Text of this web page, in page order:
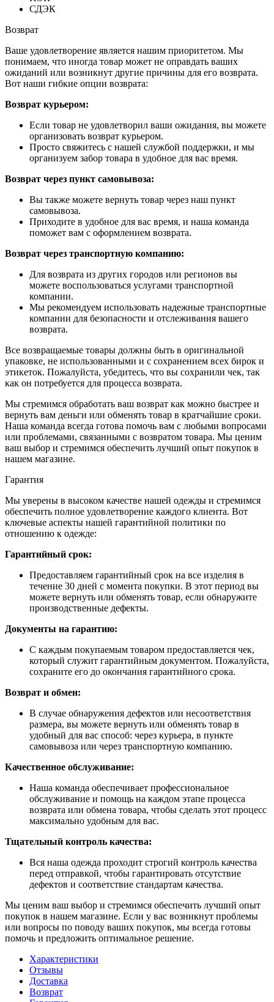
СДЭК
Возврат
Ваше удовлетворение является нашим приоритетом. Мы
понимаем, что иногда товар может не оправдать ваших
ожиданий или возникнут другие причины для его возврата.
Вот наши гибкие опции возврата:
Возврат курьером:
Если товар не удовлетворил ваши ожидания, вы можете
организовать возврат курьером.
Просто свяжитесь с нашей службой поддержки, и мы
организуем забор товара в удобное для вас время.
Возврат через пункт самовывоза:
Вы также можете вернуть товар через наш пункт
самовывоза.
Приходите в удобное для вас время, и наша команда
поможет вам с оформлением возврата.
Возврат через транспортную компанию:
Для возврата из других городов или регионов вы
можете воспользоваться услугами транспортной
компании.
Мы рекомендуем использовать надежные транспортные
компании для безопасности и отслеживания вашего
возврата.
Все возвращаемые товары должны быть в оригинальной
упаковке, не использованными и с сохранением всех бирок и
этикеток. Пожалуйста, убедитесь, что вы сохранили чек, так
как он потребуется для процесса возврата.
Мы стремимся обработать ваш возврат как можно быстрее и
вернуть вам деньги или обменять товар в кратчайшие сроки.
Наша команда всегда готова помочь вам с любыми вопросами
или проблемами, связанными с возвратом товара. Мы ценим
ваш выбор и стремимся обеспечить лучший опыт покупок в
нашем магазине.
Гарантия
Мы уверены в высоком качестве нашей одежды и стремимся
обеспечить полное удовлетворение каждого клиента. Вот
ключевые аспекты нашей гарантийной политики по
отношению к одежде:
Гарантийный срок:
Предоставляем гарантийный срок на все изделия в
течение 30 дней с момента покупки. В этот период вы
можете вернуть или обменять товар, если обнаружите
производственные дефекты.
Документы на гарантию:
С каждым покупаемым товаром предоставляется чек,
который служит гарантийным документом. Пожалуйста,
сохраните его до окончания гарантийного срока.
Возврат и обмен:
В случае обнаружения дефектов или несоответствия
размера, вы можете вернуть или обменять товар в
удобный для вас способ: через курьера, в пункте
самовывоза или через транспортную компанию.
Качественное обслуживание:
Наша команда обеспечивает профессиональное
обслуживание и помощь на каждом этапе процесса
возврата или обмена товара, чтобы сделать этот процесс
максимально удобным для вас.
Тщательный контроль качества:
Вся наша одежда проходит строгий контроль качества
перед отправкой, чтобы гарантировать отсутствие
дефектов и соответствие стандартам качества.
Мы ценим ваш выбор и стремимся обеспечить лучший опыт
покупок в нашем магазине. Если у вас возникнут проблемы
или вопросы по поводу ваших покупок, мы всегда готовы
помочь и предложить оптимальное решение.
Характеристики
Отзывы
Доставка
Возврат